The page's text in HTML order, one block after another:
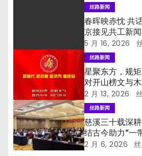
丝路新闻
春晖映赤忱 共
京接见共工新
5 月 16, 2026
丝路新闻
星聚东方，规
对开山榜文与
2 月 13, 2026
丝路新闻
慈溪三十载深
结古今助力“一
2 月 6, 2026